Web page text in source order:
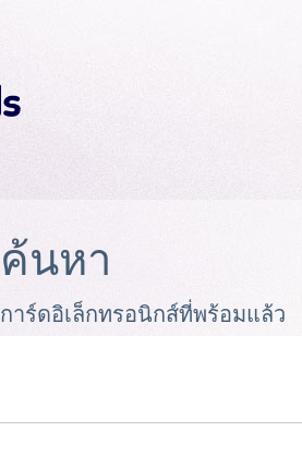
ค้นหา
การ์ดอิเล็กทรอนิกส์ที่พร้อมแล้ว